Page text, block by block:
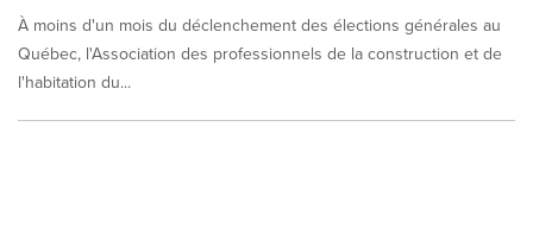
page
to
change.
News
listings
À moins d'un mois du déclenchement des élections générales au
Québec, l'Association des professionnels de la construction et de
l'habitation du...